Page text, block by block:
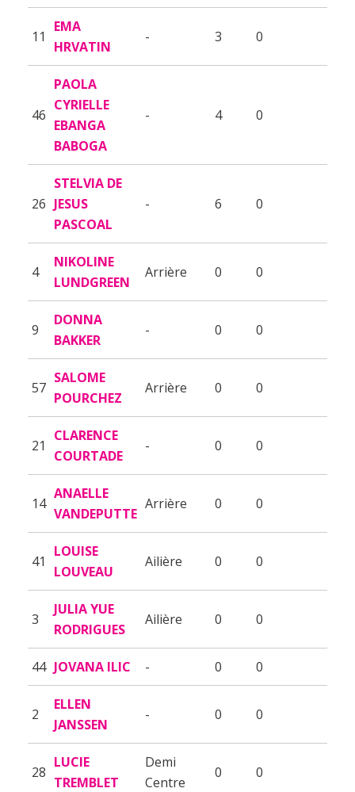
11
EMA
HRVATIN
- 3 0
46
PAOLA
CYRIELLE
EBANGA
BABOGA
- 4 0
26
STELVIA DE
JESUS
PASCOAL
- 6 0
4
NIKOLINE
LUNDGREEN
Arrière 0 0
9
DONNA
BAKKER
- 0 0
57
SALOME
POURCHEZ
Arrière 0 0
21
CLARENCE
COURTADE
- 0 0
14
ANAELLE
VANDEPUTTE
Arrière 0 0
41
LOUISE
LOUVEAU
Ailière 0 0
3
JULIA YUE
RODRIGUES
Ailière 0 0
44 JOVANA ILIC - 0 0
2
ELLEN
JANSSEN
- 0 0
28
LUCIE
TREMBLET
Demi
Centre
0 0